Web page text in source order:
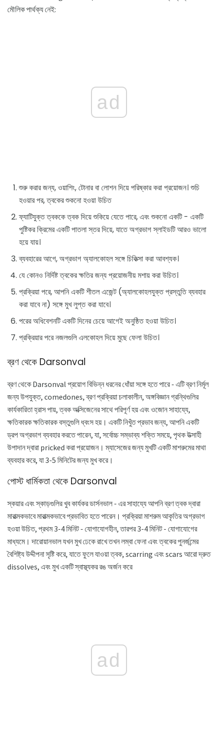
মৌলিক পার্থক্য নেই:
ad
শুরু করার জন্য, ওয়াশিং, টোনার বা লোশন দিয়ে পরিষ্কার করা প্রয়োজন। শুচি
হওয়ার পর, ত্বকের শুকনো হওয়া উচিত
ফ্যাটিযুক্ত ত্বককে ত্বক দিয়ে শুকিয়ে যেতে পারে, এবং শুকনো একটি - একটি
পুষ্টিকর ক্রিমের একটি পাতলা স্তর দিয়ে, যাতে অগ্রভাগ স্লাইডটি আরও ভালো
হয়ে যায়।
ব্যবহারের আগে, অগ্রভাগ অ্যালকোহল সঙ্গে চিকিত্সা করা আবশ্যক।
যে কোনও নির্দিষ্ট ত্বকের ক্ষতির জন্য প্রয়োজনীয় মশায় করা উচিত।
প্রক্রিয়া পরে, আপনি একটি শীতল এজেন্ট (অ্যালকোহলযুক্ত প্রস্তুতি ব্যবহার
করা যাবে না) সঙ্গে মুখ লুপ্ত করা যাবে।
পরের অধিবেশনটি একটি দিনের চেয়ে আগেই অনুষ্ঠিত হওয়া উচিত।
প্রক্রিয়ার পরে নজলগুলি এলকোহল দিয়ে মুছে ফেলা উচিত।
ব্রণ থেকে Darsonval
ব্রণ থেকে Darsonval প্রয়োগ বিভিন্ন ধরনের ধোঁয়া সঙ্গে হতে পারে - এটি ব্রণ নির্মূল
জন্য উপযুক্ত, comedones, ব্রণ প্রক্রিয়া চলাকালীন, অঙ্গবিজ্ঞান গ্রন্থিগুলির
কার্যকারিতা হ্রাস পায়, ত্বক অক্সিজেনের সাথে পরিপূর্ণ হয় এবং ওজোন সাহায্যে,
ক্ষতিকারক ক্ষতিকারক বস্তুগুলি ধ্বংস হয়। একটি নিখুঁত প্রভাব জন্য, আপনি একটি
ড্রপ অগ্রভাগ ব্যবহার করতে পারেন, যা, সর্বোচ্চ সম্ভাব্য শক্তি সময়ে, পৃথক উত্সাহী
উপাদান দ্বারা pricked করা প্রয়োজন। ম্যাসেজের জন্য মুখটি একটি মাশরুমের মাথা
ব্যবহার করে, যা 3-5 মিনিটের জন্য মুখ করে।
পোস্ট ধার্মিকতা থেকে Darsonval
স্কয়ার এবং স্কাড়গুলির খুব কার্যকর ডার্সনভাল - এর সাহায্যে আপনি ব্রণ ত্বক দ্বারা
মারাত্মকভাবে মারাত্মকভাবে প্রভাবিত হতে পারেন। প্রক্রিয়া মাশরুম আকৃতির অগ্রভাগ
হওয়া উচিত, প্রথম 3-4 মিনিট - যোগাযোগহীন, তারপর 3-4 মিনিট - যোগাযোগের
মাধ্যমে। দারোয়ানভাল যখন মুখ ঢেকে রাখে তখন লম্বা ফেনা এবং ত্বকের পুনর্জন্মের
বৈশিষ্ট্য উদ্দীপনা সৃষ্টি করে, যাতে ফুলে যাওয়া ত্বক, scarring এবং scars আরো দ্রুত
dissolves, এবং মুখ একটি স্বাস্থ্যকর রঙ অর্জন করে
ad